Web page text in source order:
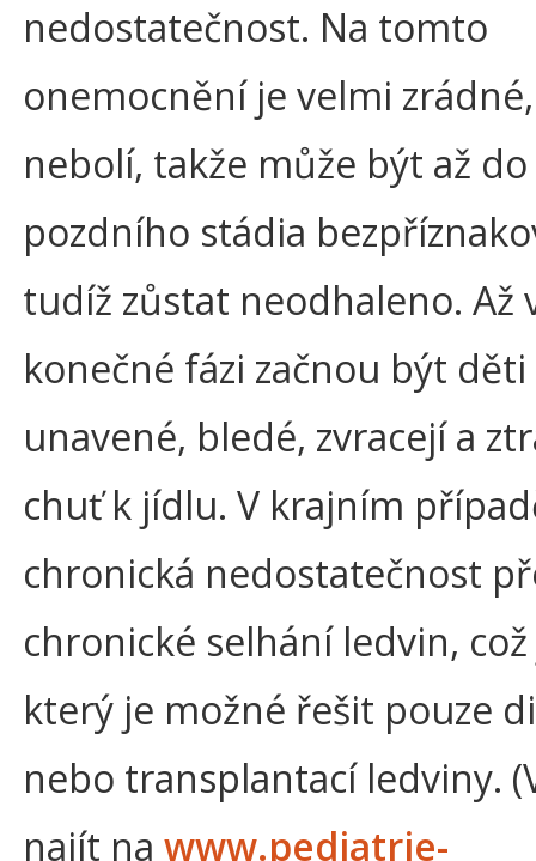
nedostatečnost. Na tomto
onemocnění je velmi
nebolí, takže může být až do
pozdního stádia
tudíž zůstat neodhaleno. Až
konečné fázi začnou být děti
unavené, bledé, zvracejí a
chuť k jídlu. V krajním
chronická nedostatečnost
chronické selhání ledvin,
který je možné řešit pouze
nebo transplantací ledviny.
najít na www.pediatrie-